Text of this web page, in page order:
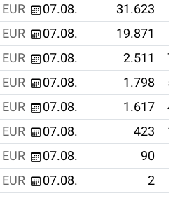
EUR 07.08. 31.623
EUR 07.08. 19.871
EUR 07.08. 2.511
EUR 07.08. 1.798
EUR 07.08. 1.617
EUR 07.08. 423
EUR 07.08. 90
EUR 07.08.
2